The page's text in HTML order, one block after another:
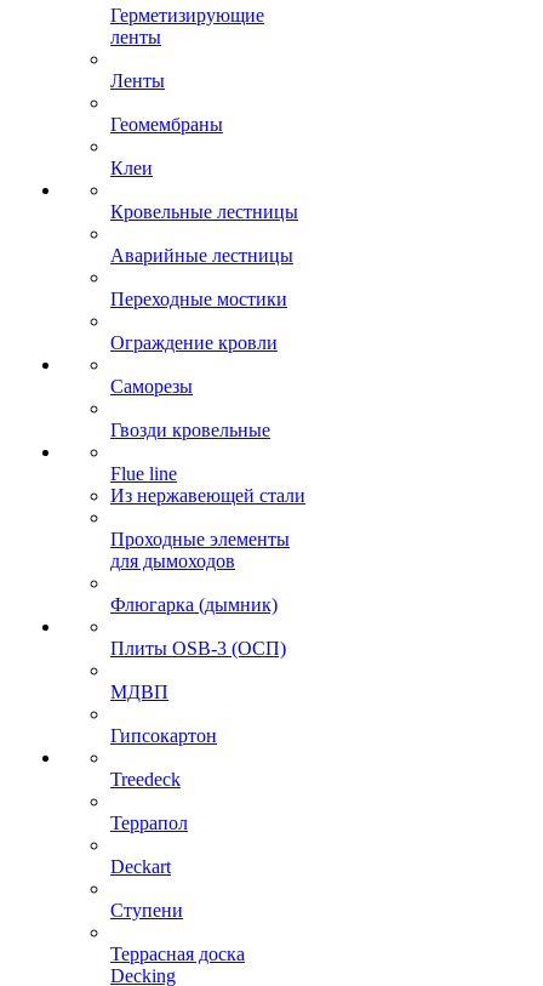
Герметизирующие
ленты
Ленты
Геомембраны
Клеи
Кровельные лестницы
Аварийные лестницы
Переходные мостики
Ограждение кровли
Саморезы
Гвозди кровельные
Flue line
Из нержавеющей стали
Проходные элементы
для дымоходов
Флюгарка (дымник)
Плиты OSB-3 (ОСП)
МДВП
Гипсокартон
Treedeck
Террапол
Deckart
Ступени
Террасная доска
Decking